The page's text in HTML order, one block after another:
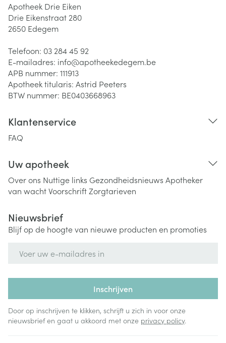
Apotheek Drie Eiken
Drie Eikenstraat 280
2650 Edegem
Telefoon: 03 284 45 92
E-mailadres: info@apotheekedegem.be
APB nummer: 111913
Apotheek titularis: Astrid Peeters
BTW nummer: BE0403668963
Klantenservice
FAQ
Uw apotheek
Over ons Nuttige links Gezondheidsnieuws Apotheker
van wachtVoorschriftZorgtarieven
Nieuwsbrief
Blijf op de hoogte van nieuwe producten en promoties
Inschrijven
Door op inschrijven te klikken, schrijft u zich in voor onze
nieuwsbrief en gaat u akkoord met onze privacy policy.